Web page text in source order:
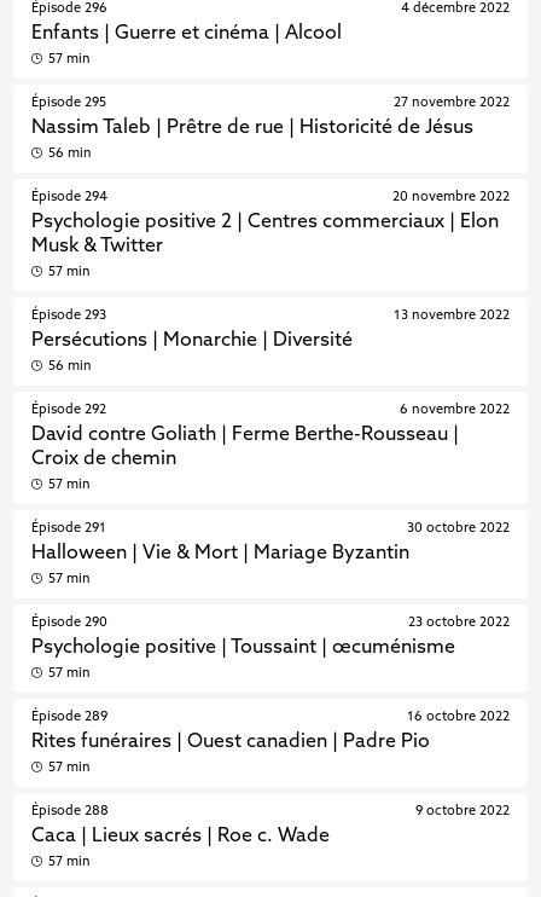
Épisode 296
Enfants | Guerre et cinéma | Alcool
4 décembre 2022
57 min
Épisode 295
Nassim Taleb | Prêtre de rue | Historicité de Jésus
27 novembre 2022
56 min
Épisode 294
Psychologie positive 2 | Centres commerciaux | Elon
Musk & Twitter
20 novembre 2022
57 min
Épisode 293
Persécutions | Monarchie | Diversité
13 novembre 2022
56 min
Épisode 292
David contre Goliath | Ferme Berthe-Rousseau |
Croix de chemin
6 novembre 2022
57 min
Épisode 291
Halloween | Vie & Mort | Mariage Byzantin
30 octobre 2022
57 min
Épisode 290
Psychologie positive | Toussaint | œcuménisme
23 octobre 2022
57 min
Épisode 289
Rites funéraires | Ouest canadien | Padre Pio
16 octobre 2022
57 min
Épisode 288
Caca | Lieux sacrés | Roe c. Wade
9 octobre 2022
57 min